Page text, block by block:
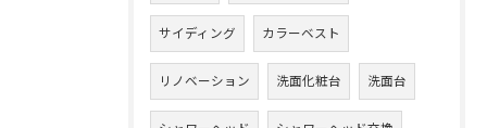
サイディング カラーベスト
リノベーション 洗面化粧台 洗面台